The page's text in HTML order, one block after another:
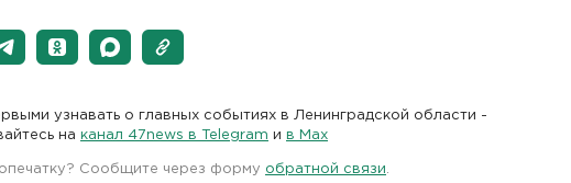
узнавать о главных событиях в Ленинградской области -
на канал 47news в Telegram и в Maх
Сообщите через форму обратной связи